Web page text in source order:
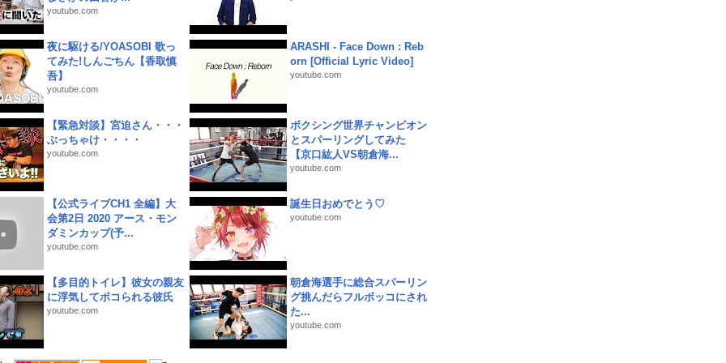
youtube.com
夜に駆ける/YOASOBI 歌っ
てみた!しんごちん【香取慎
吾】
youtube.com
ARASHI - Face Down : Reb
orn [Official Lyric Video]
youtube.com
【緊急対談】宮迫さん・・・
ぶっちゃけ・・・・
youtube.com
ボクシング世界チャンピオン
とスパーリングしてみた
【京口紘人VS朝倉海...
youtube.com
【公式ライブCH1 全編】大
会第2日 2020 アース・モン
ダミンカップ(予...
youtube.com
誕生日おめでとう♡
youtube.com
【多目的トイレ】彼女の親友
に浮気してボコられる彼氏
youtube.com
朝倉海選手に総合スパーリン
グ挑んだらフルボッコにされ
た...
youtube.com